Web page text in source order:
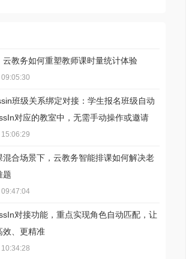
云教务如何重塑教师课时量统计体验
班级关系绑定对接：学生报名班级自动
对应的教室中，无需手动操作或邀请
混合场景下，云教务智能排课如何解决老
题
对接功能，重点实现角色自动匹配，让
效、更精准